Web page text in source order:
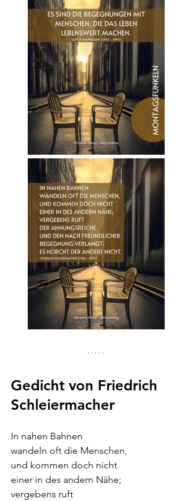
Gedicht von Friedrich
Schleiermacher
In nahen Bahnen
wandeln oft die Menschen,
und kommen doch nicht
einer in des andern Nähe;
vergebens ruft